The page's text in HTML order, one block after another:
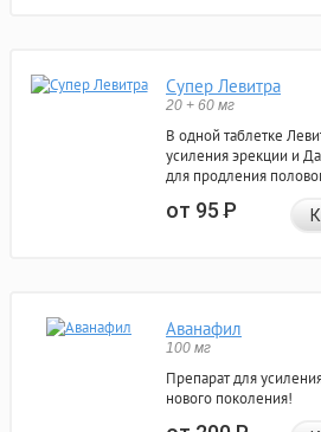
Супер Левитра
20 + 60 мг
В одной таблетке
усиления эрекции и
для продления
от 95Р
Аванафил
100 мг
Препарат для
нового поколения!